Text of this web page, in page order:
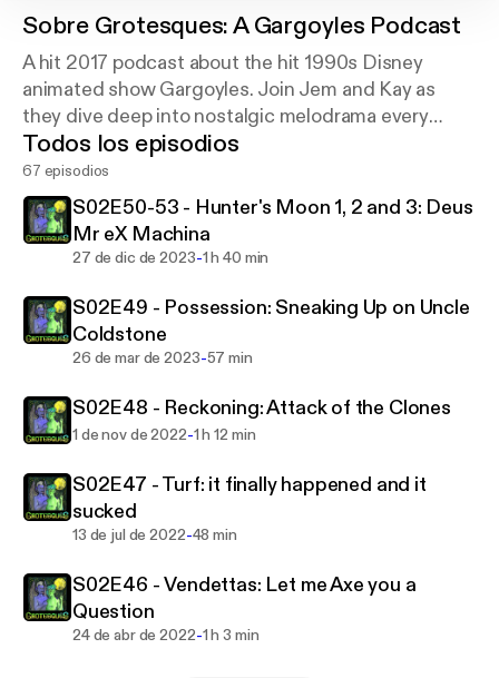
Sobre Grotesques: A Gargoyles Podcast
A hit 2017 podcast about the hit 1990s Disney
animated show Gargoyles. Join Jem and Kay as
they dive deep into nostalgic melodrama every
other week.
Todos los episodios
67 episodios
S02E50-53 - Hunter's Moon 1, 2 and 3: Deus
Mr eX Machina
27 de dic de 2023-1 h 40 min
S02E49 - Possession: Sneaking Up on Uncle
Coldstone
26 de mar de 2023-57 min
S02E48 - Reckoning: Attack of the Clones
1 de nov de 2022-1 h 12 min
S02E47 - Turf: it finally happened and it
sucked
13 de jul de 2022-48 min
S02E46 - Vendettas: Let me Axe you a
Question
24 de abr de 2022-1 h 3 min